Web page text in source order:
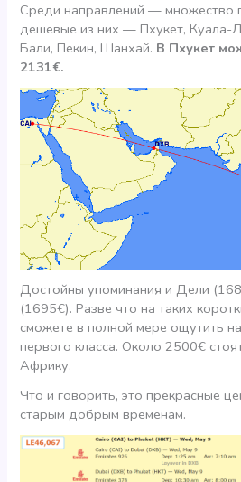
Среди направлений — множество
дешевые из них — Пхукет, Куала-
Бали, Пекин, Шанхай. В Пхукет
2131€.
Достойны упоминания и Дели
(1695€). Разве что на таких
сможете в полной мере ощутить
первого класса. Около 2500€
Африку.
Что и говорить, это прекрасные
старым добрым временам.